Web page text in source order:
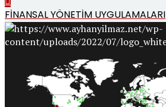
FİNANSAL YÖNETİM UYGULAMALARI